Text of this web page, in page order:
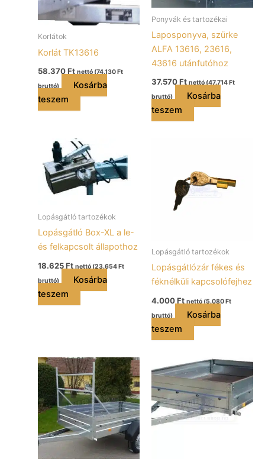
Korlátok
Korlát TK13616
58.370Ft nettó (74.130Ft
bruttó)
Kosárba
teszem
Ponyvák és tartozékai
Laposponyva, szürke
ALFA 13616, 23616,
43616 utánfutóhoz
37.570Ft nettó (47.714Ft
bruttó)
Kosárba
teszem
Lopásgátló tartozékok
Lopásgátló Box-XL a le-
és felkapcsolt állapothoz
18.625Ft nettó (23.654Ft
bruttó)
Kosárba
teszem
Lopásgátló tartozékok
Lopásgátlózár fékes és
féknélküli kapcsolófejhez
4.000Ft nettó (5.080Ft
bruttó)
Kosárba
teszem